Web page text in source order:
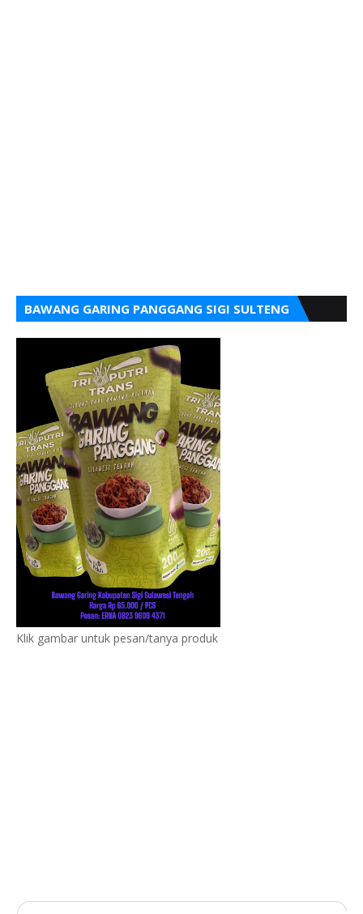
BAWANG GARING PANGGANG SIGI SULTENG
Klik gambar untuk pesan/tanya produk